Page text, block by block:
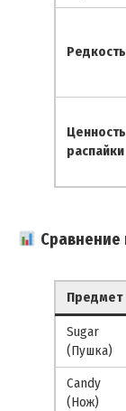
Редкость
Ценность
распайки
Сравнение
Предмет
Sugar
(Пушка)
Candy
(Нож)